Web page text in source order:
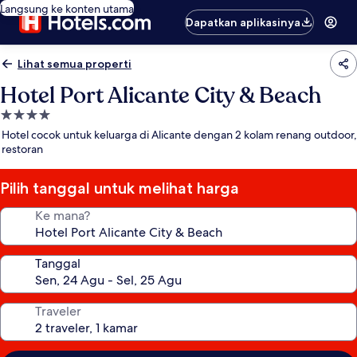
Langsung ke konten utama
Dapatkan aplikasinya
Lihat semua properti
Hotel Port Alicante City & Beach
Properti
bintang
4.0
Hotel cocok untuk keluarga di Alicante dengan 2 kolam renang outdoor,
restoran
Pilih tanggal untuk melihat harga
Ke mana?
Tanggal
Traveler